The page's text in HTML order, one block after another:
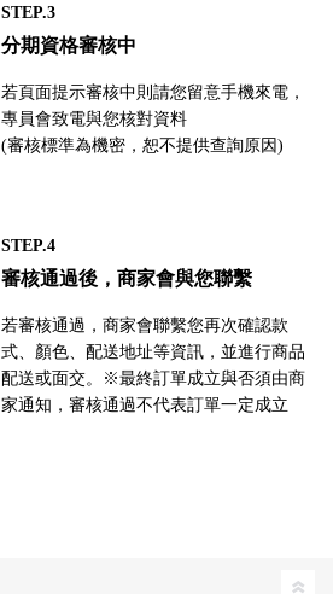
STEP.3
分期資格審核中
若頁面提示審核中則請您留意手機來電，
專員會致電與您核對資料
(審核標準為機密，恕不提供查詢原因)
STEP.4
審核通過後，商家會與您聯繫
若審核通過，商家會聯繫您再次確認款
式、顏色、配送地址等資訊，並進行商品
配送或面交。※最終訂單成立與否須由商
家通知，審核通過不代表訂單一定成立